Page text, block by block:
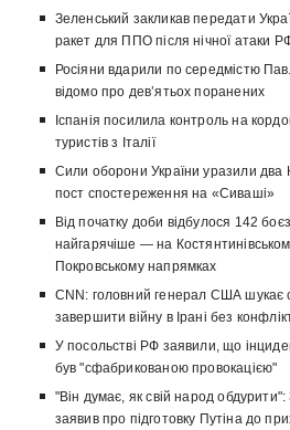
Зеленський закликав передати
ракет для ППО після нічної атаки
Росіяни вдарили по середмістю
відомо про девʼятьох поранених
Іспанія посилила контроль на
туристів з Італії
Сили оборони України уразили два
пост спостереження на «Сиваші»
Від початку доби відбулося 142
найгарячіше — на
Покровському напрямках
CNN: головний генерал США шукає
завершити війну в Ірані без
У посольстві РФ заявили, що
був "сфабрикованою провокацією"
"Він думає, як свій народ
заявив про підготовку Путіна до